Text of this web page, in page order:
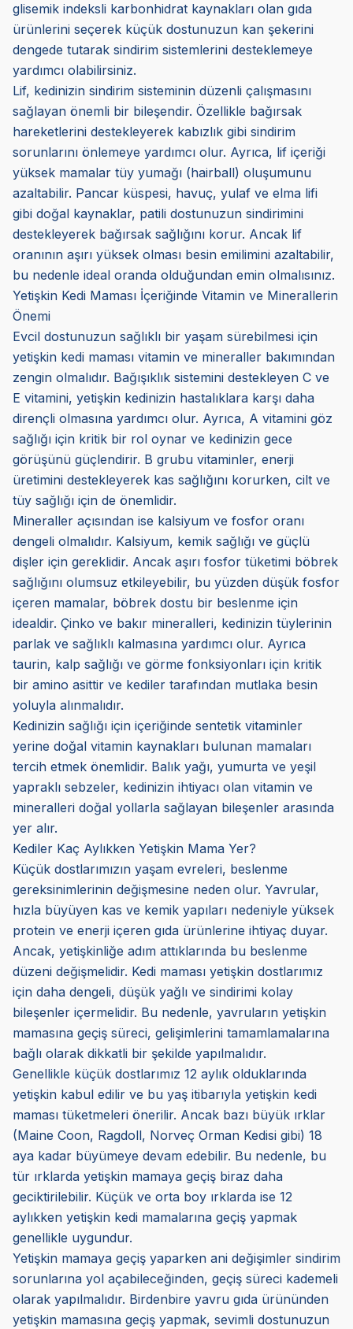
glisemik indeksli karbonhidrat kaynakları olan gıda
ürünlerini seçerek küçük dostunuzun kan şekerini
dengede tutarak sindirim sistemlerini desteklemeye
yardımcı olabilirsiniz.
Lif, kedinizin sindirim sisteminin düzenli çalışmasını
sağlayan önemli bir bileşendir. Özellikle bağırsak
hareketlerini destekleyerek kabızlık gibi sindirim
sorunlarını önlemeye yardımcı olur. Ayrıca, lif içeriği
yüksek mamalar tüy yumağı (hairball) oluşumunu
azaltabilir. Pancar küspesi, havuç, yulaf ve elma lifi
gibi doğal kaynaklar, patili dostunuzun sindirimini
destekleyerek bağırsak sağlığını korur. Ancak lif
oranının aşırı yüksek olması besin emilimini azaltabilir,
bu nedenle ideal oranda olduğundan emin olmalısınız.
Yetişkin Kedi Maması İçeriğinde Vitamin ve Minerallerin
Önemi
Evcil dostunuzun sağlıklı bir yaşam sürebilmesi için
yetişkin kedi maması vitamin ve mineraller bakımından
zengin olmalıdır. Bağışıklık sistemini destekleyen C ve
E vitamini, yetişkin kedinizin hastalıklara karşı daha
dirençli olmasına yardımcı olur. Ayrıca, A vitamini göz
sağlığı için kritik bir rol oynar ve kedinizin gece
görüşünü güçlendirir. B grubu vitaminler, enerji
üretimini destekleyerek kas sağlığını korurken, cilt ve
tüy sağlığı için de önemlidir.
Mineraller açısından ise kalsiyum ve fosfor oranı
dengeli olmalıdır. Kalsiyum, kemik sağlığı ve güçlü
dişler için gereklidir. Ancak aşırı fosfor tüketimi böbrek
sağlığını olumsuz etkileyebilir, bu yüzden düşük fosfor
içeren mamalar, böbrek dostu bir beslenme için
idealdir. Çinko ve bakır mineralleri, kedinizin tüylerinin
parlak ve sağlıklı kalmasına yardımcı olur. Ayrıca
taurin, kalp sağlığı ve görme fonksiyonları için kritik
bir amino asittir ve kediler tarafından mutlaka besin
yoluyla alınmalıdır.
Kedinizin sağlığı için içeriğinde sentetik vitaminler
yerine doğal vitamin kaynakları bulunan mamaları
tercih etmek önemlidir. Balık yağı, yumurta ve yeşil
yapraklı sebzeler, kedinizin ihtiyacı olan vitamin ve
mineralleri doğal yollarla sağlayan bileşenler arasında
yer alır.
Kediler Kaç Aylıkken Yetişkin Mama Yer?
Küçük dostlarımızın yaşam evreleri, beslenme
gereksinimlerinin değişmesine neden olur. Yavrular,
hızla büyüyen kas ve kemik yapıları nedeniyle yüksek
protein ve enerji içeren gıda ürünlerine ihtiyaç duyar.
Ancak, yetişkinliğe adım attıklarında bu beslenme
düzeni değişmelidir. Kedi maması yetişkin dostlarımız
için daha dengeli, düşük yağlı ve sindirimi kolay
bileşenler içermelidir. Bu nedenle, yavruların yetişkin
mamasına geçiş süreci, gelişimlerini tamamlamalarına
bağlı olarak dikkatli bir şekilde yapılmalıdır.
Genellikle küçük dostlarımız 12 aylık olduklarında
yetişkin kabul edilir ve bu yaş itibarıyla yetişkin kedi
maması tüketmeleri önerilir. Ancak bazı büyük ırklar
(Maine Coon, Ragdoll, Norveç Orman Kedisi gibi) 18
aya kadar büyümeye devam edebilir. Bu nedenle, bu
tür ırklarda yetişkin mamaya geçiş biraz daha
geciktirilebilir. Küçük ve orta boy ırklarda ise 12
aylıkken yetişkin kedi mamalarına geçiş yapmak
genellikle uygundur.
Yetişkin mamaya geçiş yaparken ani değişimler sindirim
sorunlarına yol açabileceğinden, geçiş süreci kademeli
olarak yapılmalıdır. Birdenbire yavru gıda ürününden
yetişkin mamasına geçiş yapmak, sevimli dostunuzun